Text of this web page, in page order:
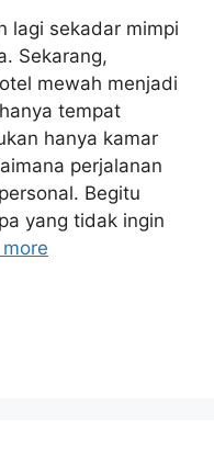
lagi sekadar mimpi
Sekarang,
mewah menjadi
tempat
hanya kamar
perjalanan
Begitu
yang tidak ingin